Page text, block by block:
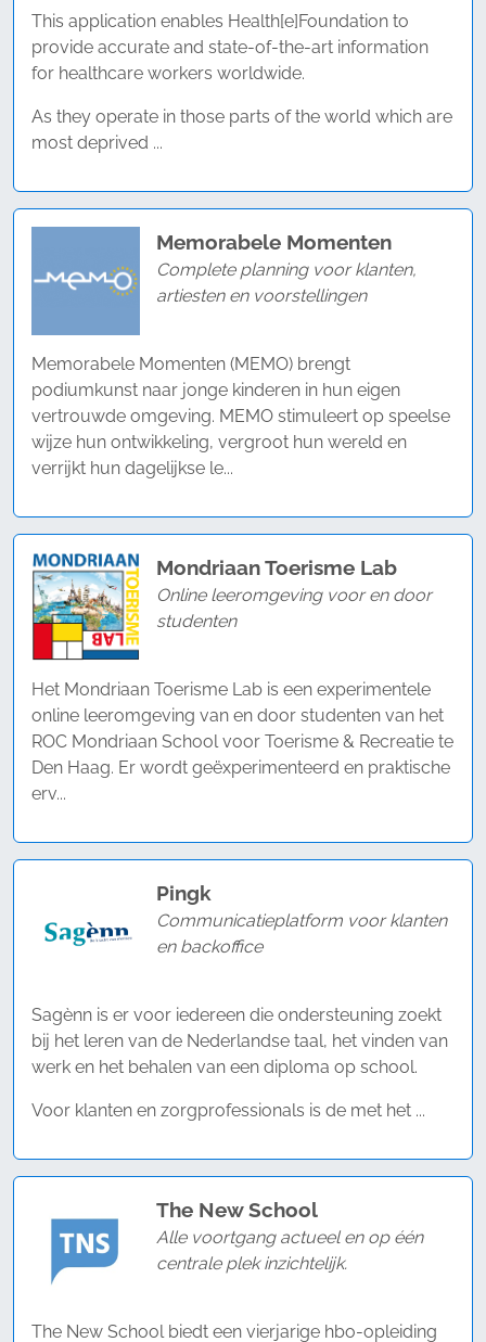
This application enables Health[e]Foundation to
provide accurate and state-of-the-art information
for healthcare workers worldwide.
As they operate in those parts of the world which are
most deprived ...
Memorabele Momenten
Complete planning voor klanten,
artiesten en voorstellingen
Memorabele Momenten (MEMO) brengt
podiumkunst naar jonge kinderen in hun eigen
vertrouwde omgeving. MEMO stimuleert op speelse
wijze hun ontwikkeling, vergroot hun wereld en
verrijkt hun dagelijkse le...
Mondriaan Toerisme Lab
Online leeromgeving voor en door
studenten
Het Mondriaan Toerisme Lab is een experimentele
online leeromgeving van en door studenten van het
ROC Mondriaan School voor Toerisme & Recreatie te
Den Haag. Er wordt geëxperimenteerd en praktische
erv...
Pingk
Communicatieplatform voor klanten
en backoffice
Sagènn is er voor iedereen die ondersteuning zoekt
bij het leren van de Nederlandse taal, het vinden van
werk en het behalen van een diploma op school.
Voor klanten en zorgprofessionals is de met het ...
The New School
Alle voortgang actueel en op één
centrale plek inzichtelijk.
The New School biedt een vierjarige hbo-opleiding